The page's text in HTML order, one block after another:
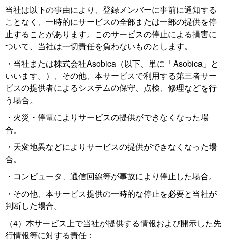
当社は以下の事由により、登録メンバーに事前に通知する
ことなく、一時的にサービスの全部または一部の提供を停
止することがあります。このサービスの停止による損害に
ついて、当社は一切責任を負わないものとします。
・当社または株式会社Asobica（以下、単に「Asobica」と
いいます。）、その他、本サービスで利用する第三者サー
ビスの提供者によるシステムの保守、点検、修理などを行
う場合。
・火災・停電によりサービスの提供ができなくなった場
合。
・天変地異などによりサービスの提供ができなくなった場
合。
・コンピュータ、通信回線等が事故により停止した場合。
・その他、本サービス提供の一時的な停止を必要と当社が
判断した場合。
（4）本サービス上で当社が提供する情報および開示した先
行情報等に対する責任：